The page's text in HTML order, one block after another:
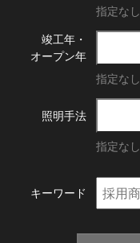
指定なし
竣工年・
オープン年
指定なし
照明手法
指定なし
キーワード